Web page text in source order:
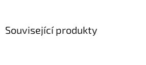
Související produkty